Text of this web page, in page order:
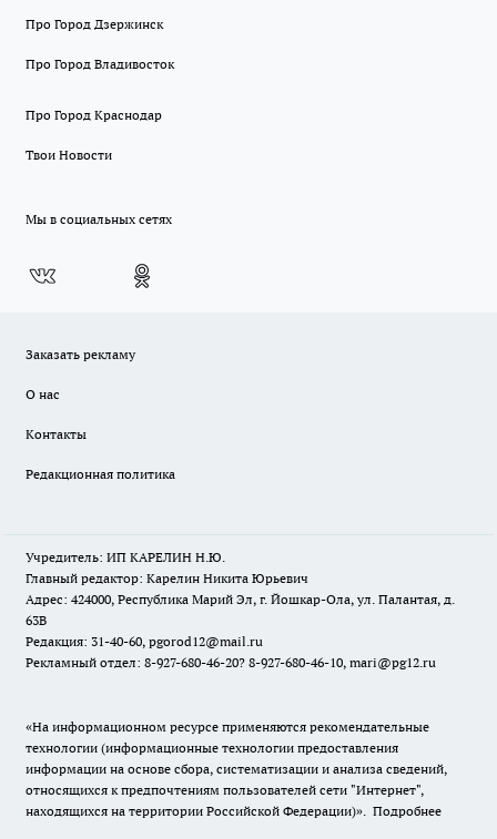
Про Город Дзержинск
Про Город Владивосток
Про Город Краснодар
Твои Новости
Мы в социальных сетях
Заказать рекламу
О нас
Контакты
Редакционная политика
Учредитель: ИП КАРЕЛИН Н.Ю.
Главный редактор: Карелин Никита Юрьевич
Адрес: 424000, Республика Марий Эл, г. Йошкар-Ола, ул. Палантая, д.
63В
Редакция: 31-40-60, pgorod12@mail.ru
Рекламный отдел: 8-927-680-46-20? 8-927-680-46-10, mari@pg12.ru
«На информационном ресурсе применяются рекомендательные
технологии (информационные технологии предоставления
информации на основе сбора, систематизации и анализа сведений,
относящихся к предпочтениям пользователей сети "Интернет",
находящихся на территории Российской Федерации)». Подробнее